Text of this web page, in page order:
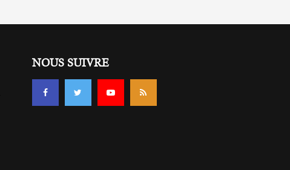
NOUS SUIVRE